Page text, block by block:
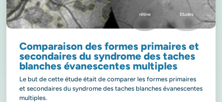
Etudes
rétine
Comparaison des formes primaires et
secondaires du syndrome des taches
blanches évanescentes multiples
Le but de cette étude était de comparer les formes primaires
et secondaires du syndrome des taches blanches évanescentes
multiples.